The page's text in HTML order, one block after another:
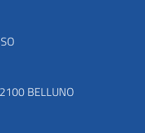
BELLUNO